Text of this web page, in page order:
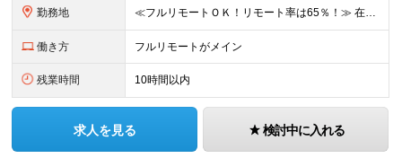
勤務地 ≪フルリモートＯＫ！リモート率は65％！≫ 在宅勤務または東京・神奈川・埼玉・千葉のお客様先での勤務 ■本社 東京都港区芝2-22-15 STKビル 1F (変更の範囲)上記を除く当社関連勤務地
働き方 フルリモートがメイン
残業時間 10時間以内
求人を見る 検討中に入れる